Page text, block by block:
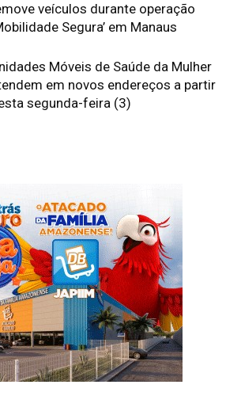
veículos durante operação
Segura’ em Manaus
Móveis de Saúde da Mulher
em novos endereços a partir
segunda-feira (3)